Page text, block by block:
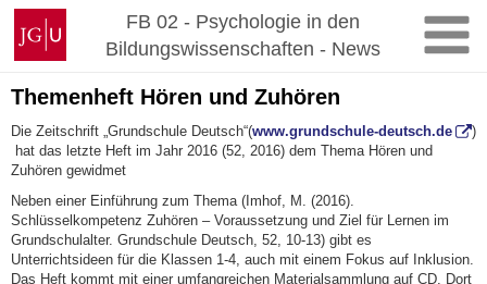
Zum
Inhalt
springen
Johannes
Gutenberg-
Universität
Mainz
FB 02 - Psychologie in den
Bildungswissenschaften - News
Themenheft Hören und Zuhören
Die Zeitschrift „Grundschule Deutsch“(www.grundschule-deutsch.de
)
hat das letzte Heft im Jahr 2016 (52, 2016) dem Thema Hören und
Zuhören gewidmet
Neben einer Einführung zum Thema (Imhof, M. (2016).
Schlüsselkompetenz Zuhören – Voraussetzung und Ziel für Lernen im
Grundschulalter. Grundschule Deutsch, 52, 10-13) gibt es
Unterrichtsideen für die Klassen 1-4, auch mit einem Fokus auf Inklusion.
Das Heft kommt mit einer umfangreichen Materialsammlung auf CD. Dort